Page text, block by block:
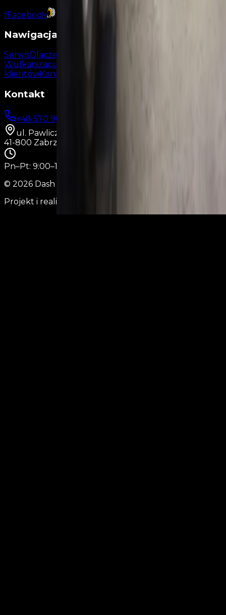
fFacebook Dash Złomowanie
Nawigacja
SerwisDlaczego my?
Wulkanizacja
klientówKontakt
Kontakt
+48 570 900 190
ul. Pawliczka 22a
41-800 Zabrze
Pn–Pt: 9:00–17:00
© 2026 Dash Zabrze. Wszelkie prawa zastrzeżone.
Projekt i realizacja: